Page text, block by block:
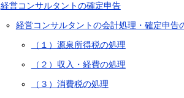
経営コンサルタントの確定申告
経営コンサルタントの会計処理・確定申告
（１）源泉所得税の処理
（２）収入・経費の処理
（３）消費税の処理